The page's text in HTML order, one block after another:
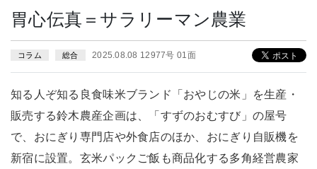
胃心伝真＝サラリーマン農業
コラム 総合 2025.08.08 12977号 01面
知る人ぞ知る良食味米ブランド「おやじの米」を生産・
販売する鈴木農産企画は、「すずのおむすび」の屋号
で、おにぎり専門店や外食店のほか、おにぎり自販機を
新宿に設置。玄米パックご飯も商品化する多角経営農家